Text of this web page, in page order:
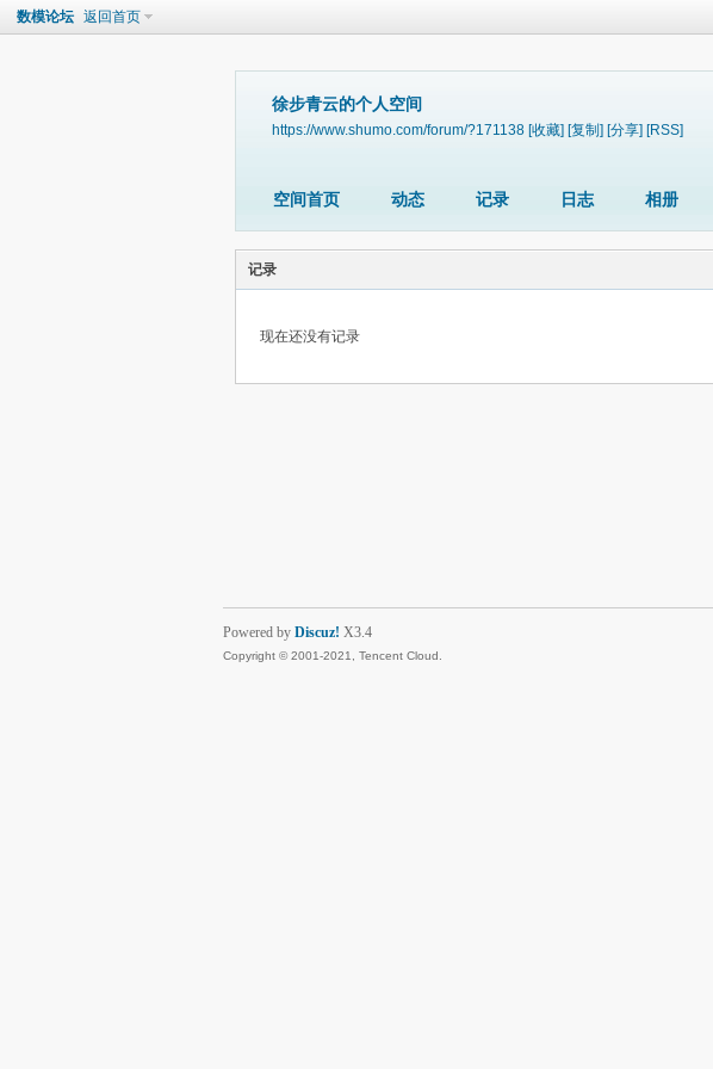
数模论坛 返回首页
徐步青云的个人空间
https://www.shumo.com/forum/?171138 [收藏] [复制] [分享] [RSS]
空间首页 动态 记录 日志 相册
记录
现在还没有记录
Powered by Discuz! X3.4
Copyright © 2001-2021, Tencent Cloud.